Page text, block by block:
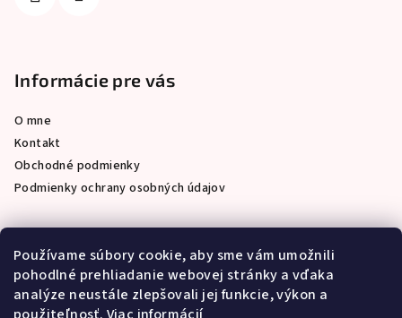
Používame súbory cookie, aby sme vám umožnili
pohodlné prehliadanie webovej stránky a vďaka
analýze neustále zlepšovali jej funkcie, výkon a
Informácie pre vás
O mne
Kontakt
Obchodné podmienky
Podmienky ochrany osobných údajov
Prijímame online platby